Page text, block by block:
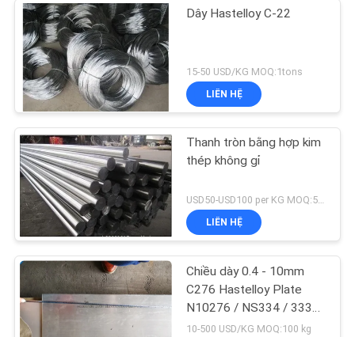
Dây Hastelloy C-22
15-50 USD/KG MOQ:1tons
LIÊN HỆ
Thanh tròn bằng hợp kim
thép không gỉ
USD50-USD100 per KG MOQ:50KGS
LIÊN HỆ
Chiều dày 0.4 - 10mm
C276 Hastelloy Plate
N10276 / NS334 / 333
W.Nr.2.4819
10-500 USD/KG MOQ:100 kg